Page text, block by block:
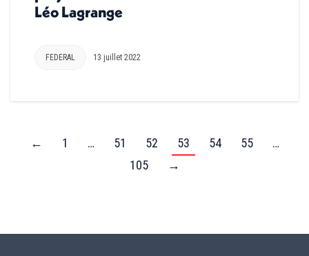
Léo Lagrange
FEDERAL 13 juillet 2022
← 1 … 51 52 53 54 55
…
105
→